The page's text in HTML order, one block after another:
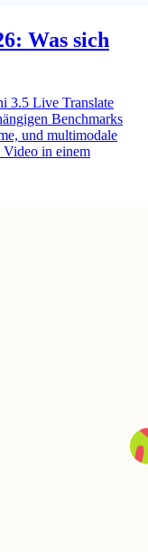
Was sich
3.5 Live Translate
Benchmarks
und multimodale
in einem